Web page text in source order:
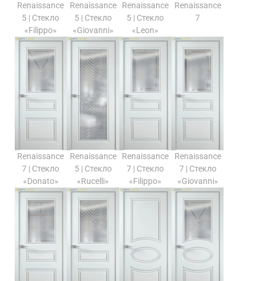
Renaissance
5 | Стекло
«Filippo»
Renaissance
5 | Стекло
«Giovanni»
Renaissance
5 | Стекло
«Leon»
Renaissance
7
Renaissance
7 | Стекло
«Donato»
Renaissance
5 | Стекло
«Rucelli»
Renaissance
7 | Стекло
«Filippo»
Renaissance
7 | Стекло
«Giovanni»